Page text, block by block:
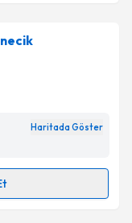
takvimi
almanız
ile
Aydınlatma
Haritada Göster